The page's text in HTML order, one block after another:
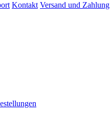
Kontakt Versand und Zahlung